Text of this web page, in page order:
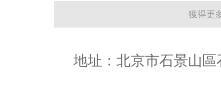
獲得更
地址：北京市石景山